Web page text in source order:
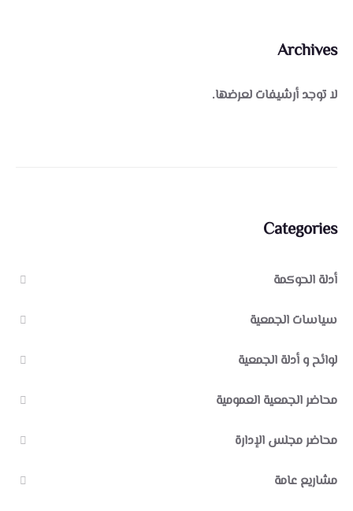
Archives
لا توجد أرشيفات لعرضها.
Categories
أدلة الحوكمة
سياسات الجمعية
لوائح و أدلة الجمعية
محاضر الجمعية العمومية
محاضر مجلس الإدارة
مشاريع عامة